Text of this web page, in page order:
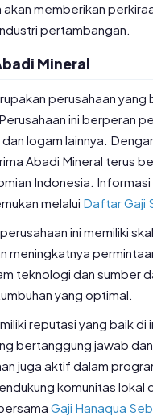
memberikan
pertambangan.
Mineral
perusahaan
ini berperan
logam lainnya.
Abadi Mineral terus
Indonesia.
melalui Daftar Gaji
ini memiliki
meningkatnya
teknologi dan sumber
yang optimal.
reputasi yang baik
bertanggung jawab
juga aktif dalam
komunitas lokal
Gaji Hanaqua